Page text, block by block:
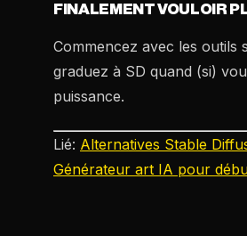
FINALEMENT VOULOIR
Commencez avec les outils
graduez à SD quand (si)
puissance.
Lié: Alternatives Stable
Générateur art IA pour